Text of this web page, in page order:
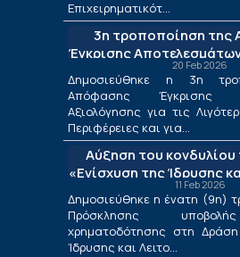
Επιχειρηματικότ...
3η τροποποίηση
Έγκρισης
για τις Λιγότερο
Περιφέρειες και για
Μετάβασης στο
«Ενίσχυση της Ίδρυσης
Νέων Μικρομεσαίων
20 Feb 2026
Δημοσιεύθηκε η 3η
Απόφασης Έγκρισης
Αξιολόγησης για τις
Περιφέρειες και για...
Αύξηση του
«Ενίσχυση της Ίδρυσης
Νέων Μικρομεσαίων
11 Feb 2026
Δημοσιεύθηκε η ένατη (9η)
Πρόσκλησης
χρηματοδότησης στη
Ίδρυσης και Λειτο...